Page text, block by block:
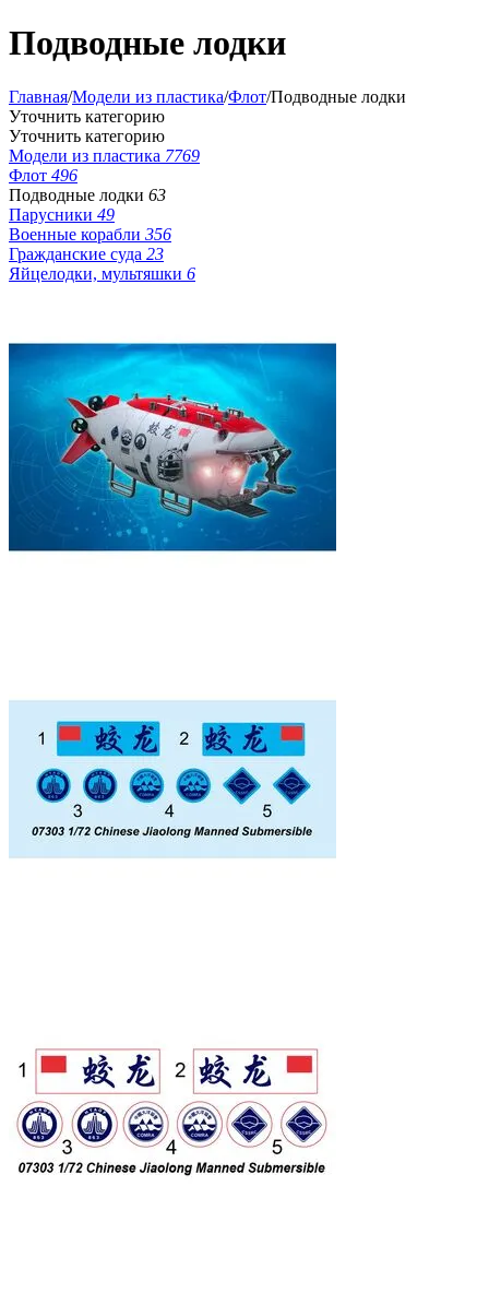
Подводные лодки
Главная/Модели из пластика/Флот/Подводные лодки
Уточнить категорию
Уточнить категорию
Модели из пластика 7769
Флот 496
Подводные лодки 63
Парусники 49
Военные корабли 356
Гражданские суда 23
Яйцелодки, мультяшки 6